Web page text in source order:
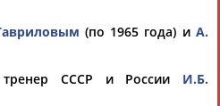
АБДУЛАЗИЗОВАБДУЛБЕКОВ
(по 1965 года) иА.
СССР и России И.Б.